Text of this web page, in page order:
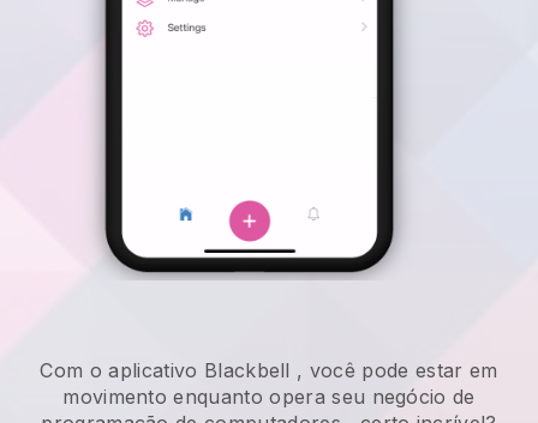
Com o aplicativo Blackbell , você pode estar em
movimento enquanto opera seu negócio de